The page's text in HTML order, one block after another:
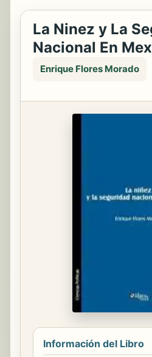
La Ninez y La
Nacional En
Enrique Flores Morado
Información del Libro